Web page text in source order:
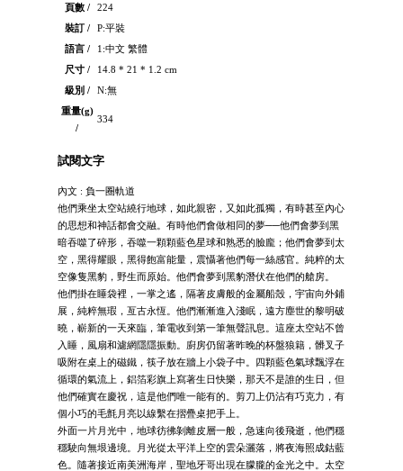
頁數 /
224
裝訂 /
P:平裝
語言 /
1:中文 繁體
尺寸 /
14.8 * 21 * 1.2 cm
級別 /
N:無
重量(g)
/
334
試閱文字
內文 : 負一圈軌道
他們乘坐太空站繞行地球，如此親密，又如此孤獨，有時甚至內心
的思想和神話都會交融。有時他們會做相同的夢──他們會夢到黑
暗吞噬了碎形，吞噬一顆顆藍色星球和熟悉的臉龐；他們會夢到太
空，黑得耀眼，黑得飽富能量，震懾著他們每一絲感官。純粹的太
空像隻黑豹，野生而原始。他們會夢到黑豹潛伏在他們的艙房。
他們掛在睡袋裡，一掌之遙，隔著皮膚般的金屬船殼，宇宙向外鋪
展，純粹無瑕，亙古永恆。他們漸漸進入淺眠，遠方塵世的黎明破
曉，嶄新的一天來臨，筆電收到第一筆無聲訊息。這座太空站不曾
入睡，風扇和濾網隱隱振動。廚房仍留著昨晚的杯盤狼籍，髒叉子
吸附在桌上的磁鐵，筷子放在牆上小袋子中。四顆藍色氣球飄浮在
循環的氣流上，鋁箔彩旗上寫著生日快樂，那天不是誰的生日，但
他們確實在慶祝，這是他們唯一能有的。剪刀上仍沾有巧克力，有
個小巧的毛氈月亮以線繫在摺疊桌把手上。
外面一片月光中，地球彷彿剝離皮層一般，急速向後飛逝，他們穩
穩駛向無垠邊境。月光從太平洋上空的雲朵灑落，將夜海照成鈷藍
色。隨著接近南美洲海岸，聖地牙哥出現在朦朧的金光之中。太空